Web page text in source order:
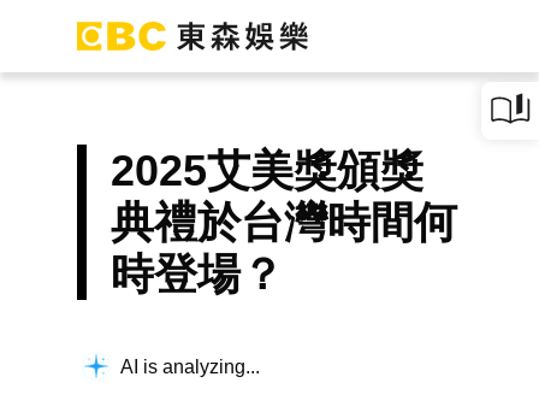
2025艾美獎頒獎
典禮於台灣時間何
時登場？
AI is analyzing...